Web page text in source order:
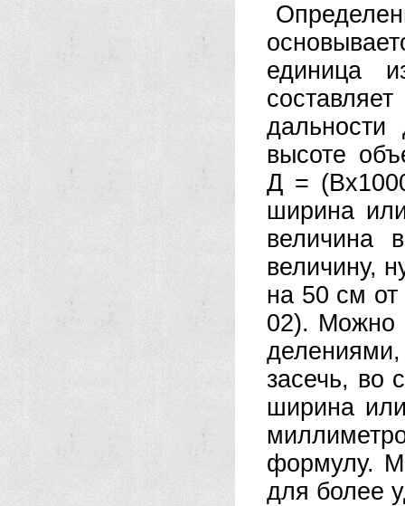
единица
высоте
Д =
ширина
величина
величину,
на 50 см от
02). Можно
засечь, во
ширина
формулу.
для более